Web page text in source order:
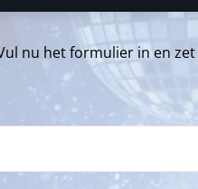
nu het formulier in en